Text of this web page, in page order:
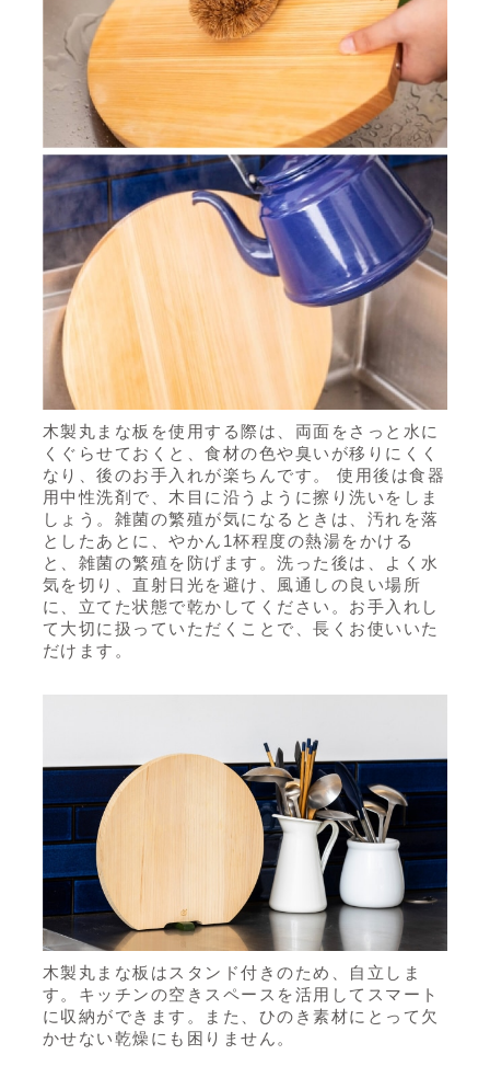
木製丸まな板を使用する際は、両面をさっと水に
くぐらせておくと、食材の色や臭いが移りにくく
なり、後のお手入れが楽ちんです。 使用後は食器
用中性洗剤で、木目に沿うように擦り洗いをしま
しょう。雑菌の繁殖が気になるときは、汚れを落
としたあとに、やかん1杯程度の熱湯をかける
と、雑菌の繁殖を防げます。洗った後は、よく水
気を切り、直射日光を避け、風通しの良い場所
に、立てた状態で乾かしてください。お手入れし
て大切に扱っていただくことで、長くお使いいた
だけます。
木製丸まな板はスタンド付きのため、自立しま
す。キッチンの空きスペースを活用してスマート
に収納ができます。また、ひのき素材にとって欠
かせない乾燥にも困りません。